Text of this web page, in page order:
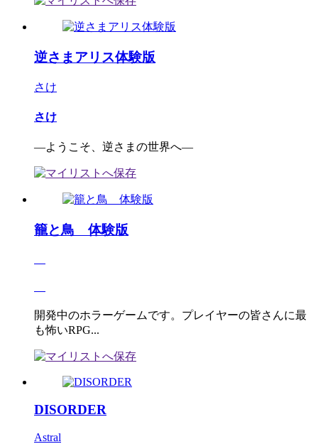
逆さまアリス体験版
さけ
さけ
―ようこそ、逆さまの世界へ―
籠と鳥 体験版
開発中のホラーゲームです。プレイヤーの皆さんに最
も怖いRPG...
DISORDER
Astral